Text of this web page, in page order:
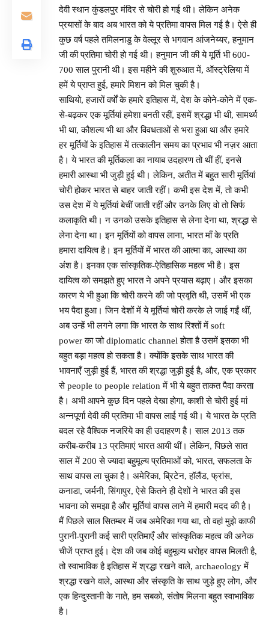
देवी स्थान कुंडलपुर मंदिर से चोरी हो गई थी। लेकिन अनेक
प्रयासों के बाद अब भारत को ये प्रतिमा वापस मिल गई है। ऐसे ही
कुछ वर्ष पहले तमिलनाडु के वेल्लूर से भगवान आंजनेय्यर, हनुमान
जी की प्रतिमा चोरी हो गई थी। हनुमान जी की ये मूर्ति भी 600-
700 साल पुरानी थी। इस महीने की शुरुआत में, ऑस्ट्रेलिया में
हमें ये प्राप्त हुई, हमारे मिशन को मिल चुकी है।
साथियो, हजारों वर्षों के हमारे इतिहास में, देश के कोने-कोने में एक-
से-बढ़कर एक मूर्तियां हमेशा बनती रहीं, इसमें श्रद्धा भी थी, सामर्थ्य
भी था, कौशल्य भी था और विवधताओं से भरा हुआ था और हमारे
हर मूर्तियों के इतिहास में तत्कालीन समय का प्रभाव भी नज़र आता
है। ये भारत की मूर्तिकला का नायाब उदहारण तो थीं हीं, इनसे
हमारी आस्था भी जुड़ी हुई थी। लेकिन, अतीत में बहुत सारी मूर्तियां
चोरी होकर भारत से बाहर जाती रहीं। कभी इस देश में, तो कभी
उस देश में ये मूर्तियां बेचीं जाती रहीं और उनके लिए वो तो सिर्फ
कलाकृति थी। न उनको उसके इतिहास से लेना देना था, श्रद्धा से
लेना देना था। इन मूर्तियों को वापस लाना, भारत माँ के प्रति
हमारा दायित्व है। इन मूर्तियों में भारत की आत्मा का, आस्था का
अंश है। इनका एक सांस्कृतिक-ऐतिहासिक महत्व भी है। इस
दायित्व को समझते हुए भारत ने अपने प्रयास बढ़ाए। और इसका
कारण ये भी हुआ कि चोरी करने की जो प्रवृति थी, उसमें भी एक
भय पैदा हुआ। जिन देशों में ये मूर्तियां चोरी करके ले जाई गईं थीं,
अब उन्हें भी लगने लगा कि भारत के साथ रिश्तों में soft
power का जो diplomatic channel होता है उसमें इसका भी
बहुत बड़ा महत्व हो सकता है। क्योंकि इसके साथ भारत की
भावनाएँ जुड़ी हुई हैं, भारत की श्रद्धा जुड़ी हुई है, और, एक प्रकार
से people to people relation में भी ये बहुत ताकत पैदा करता
है। अभी आपने कुछ दिन पहले देखा होगा, काशी से चोरी हुई मां
अन्नपूर्णा देवी की प्रतिमा भी वापस लाई गई थी। ये भारत के प्रति
बदल रहे वैश्विक नजरिये का ही उदाहरण है। साल 2013 तक
करीब-करीब 13 प्रतिमाएं भारत आयी थीं। लेकिन, पिछले सात
साल में 200 से ज्यादा बहुमूल्य प्रतिमाओं को, भारत, सफलता के
साथ वापस ला चुका है। अमेरिका, ब्रिटेन, हॉलैंड, फ्रांस,
कनाडा, जर्मनी, सिंगापुर, ऐसे कितने ही देशों ने भारत की इस
भावना को समझा है और मूर्तियां वापस लाने में हमारी मदद की है।
मैं पिछले साल सितम्बर में जब अमेरिका गया था, तो वहां मुझे काफी
पुरानी-पुरानी कई सारी प्रतिमाएँ और सांस्कृतिक महत्व की अनेक
चीजें प्राप्त हुई। देश की जब कोई बहुमूल्य धरोहर वापस मिलती है,
तो स्वाभाविक है इतिहास में श्रद्धा रखने वाले, archaeology में
श्रद्धा रखने वाले, आस्था और संस्कृति के साथ जुड़े हुए लोग, और
एक हिन्दुस्तानी के नाते, हम सबको, संतोष मिलना बहुत स्वाभाविक
है।